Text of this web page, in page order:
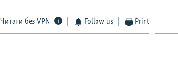
Читати без VPN Follow us Print